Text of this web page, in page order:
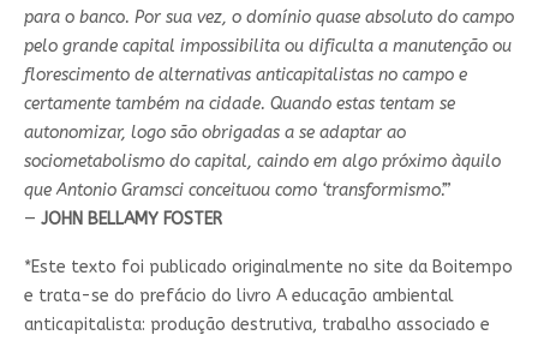
para o banco. Por sua vez, o domínio quase absoluto do campo
pelo grande capital impossibilita ou dificulta a manutenção ou
florescimento de alternativas anticapitalistas no campo e
certamente também na cidade. Quando estas tentam se
autonomizar, logo são obrigadas a se adaptar ao
sociometabolismo do capital, caindo em algo próximo àquilo
que Antonio Gramsci conceituou como ‘transformismo’.”
— JOHN BELLAMY FOSTER
*Este texto foi publicado originalmente no site da Boitempo
e trata-se do prefácio do livro A educação ambiental
anticapitalista: produção destrutiva, trabalho associado e